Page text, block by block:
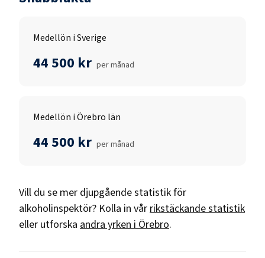
Medellön i Sverige
44 500 kr per månad
Medellön i Örebro län
44 500 kr per månad
Vill du se mer djupgående statistik för
alkoholinspektör? Kolla in vår rikstäckande statistik
eller utforska andra yrken i Örebro.